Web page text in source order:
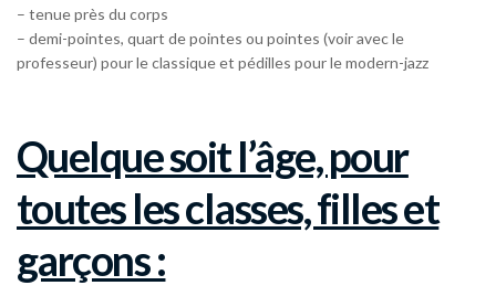
– tenue près du corps
– demi-pointes, quart de pointes ou pointes (voir avec le
professeur) pour le classique et pédilles pour le modern-jazz
Quelque soit l’âge, pour
toutes les classes, filles et
garçons :